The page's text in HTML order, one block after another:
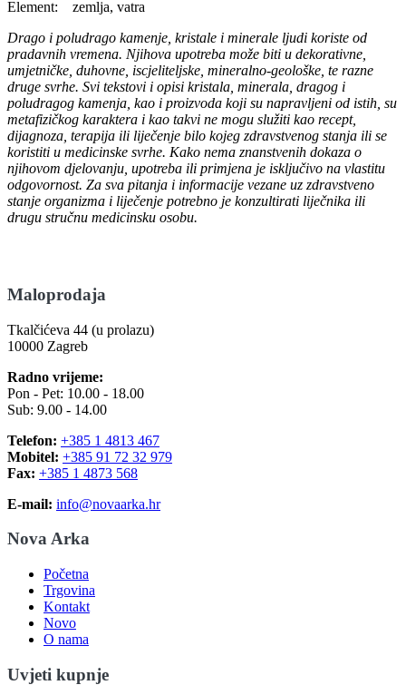
Element: zemlja, vatra
Drago i poludrago kamenje, kristale i minerale ljudi koriste od
pradavnih vremena. Njihova upotreba može biti u dekorativne,
umjetničke, duhovne, iscjeliteljske, mineralno-geološke, te razne
druge svrhe. Svi tekstovi i opisi kristala, minerala, dragog i
poludragog kamenja, kao i proizvoda koji su napravljeni od istih, su
metafizičkog karaktera i kao takvi ne mogu služiti kao recept,
dijagnoza, terapija ili liječenje bilo kojeg zdravstvenog stanja ili se
koristiti u medicinske svrhe. Kako nema znanstvenih dokaza o
njihovom djelovanju, upotreba ili primjena je isključivo na vlastitu
odgovornost. Za sva pitanja i informacije vezane uz zdravstveno
stanje organizma i liječenje potrebno je konzultirati liječnika ili
drugu stručnu medicinsku osobu.
Maloprodaja
Tkalčićeva 44 (u prolazu)
10000 Zagreb
Radno vrijeme:
Pon - Pet: 10.00 - 18.00
Sub: 9.00 - 14.00
Telefon: +385 1 4813 467
Mobitel: +385 91 72 32 979
Fax: +385 1 4873 568
E-mail: info@novaarka.hr
Nova Arka
Početna
Trgovina
Kontakt
Novo
O nama
Uvjeti kupnje